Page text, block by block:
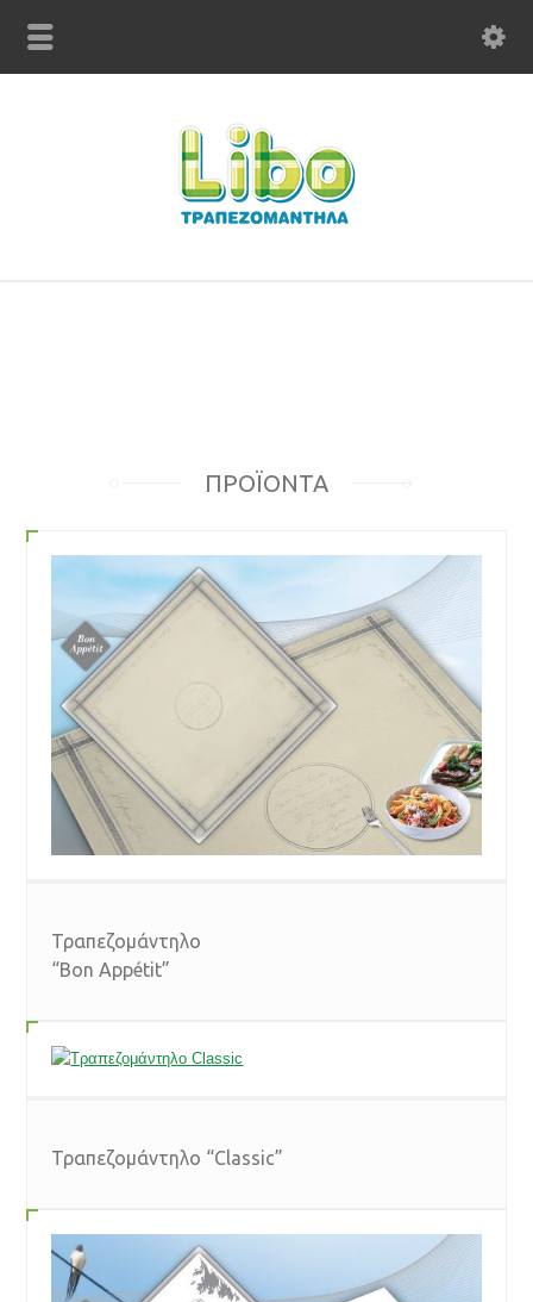
ΠΡΟΪΟΝΤΑ
Τραπεζομάντηλο
“Bon Appétit”
Τραπεζομάντηλο “Classic”